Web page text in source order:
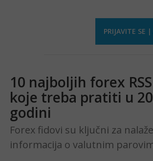
PRIJAVITE SE |
10 najboljih forex
koje treba pratiti u
godini
Forex fidovi su ključni za
informacija o valutnim